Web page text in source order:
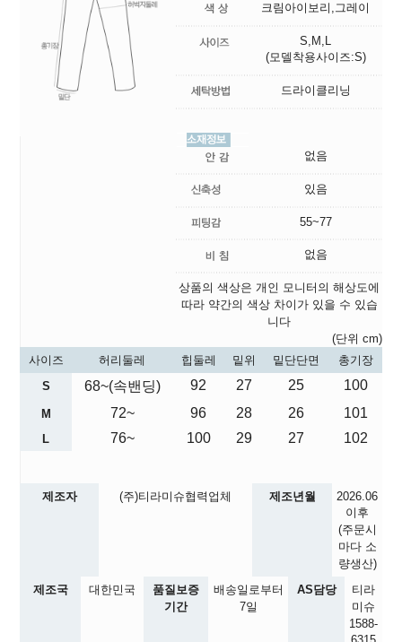
크림아이보리,그레이
S,M,L
(모델착용사이즈:S)
드라이클리닝
없음
있음
55~77
없음
상품의 색상은 개인 모니터의 해상도에
따라 약간의 색상 차이가 있을 수 있습
니다
(단위 cm)
사이즈
허리둘레 힙둘레 밑위 밑단단면
총기장
S
68~(속밴딩) 92 27 25 100
M 72~ 96 28 26 101
L 76~ 100 29 27 102
제조자 (주)티라미슈협력업체 제조년월
2026.06
이후
(주문시
마다 소
량생산)
제조국
대한민국
품질보증
기간
배송일로부터
7일
AS담당
티라
미슈
1588-